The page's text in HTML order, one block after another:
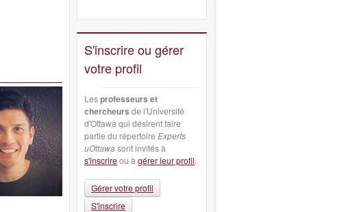
S'inscrire ou gérer
votre profil
Lesprofesseurs et
chercheurs de l'Université
d'Ottawa qui désirent faire
partie du répertoire Experts
uOttawa sont invités à
s'inscrireou à gérer leur profil.
Gérer votre profil
S'inscrire